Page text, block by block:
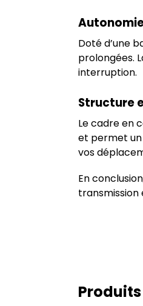
Doté d’une
prolongées.
interruption.
Structure
Le cadre en
et permet
vos
En